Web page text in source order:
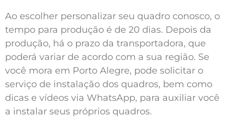
Ao escolher personalizar seu quadro conosco, o
tempo para produção é de 20 dias. Depois da
produção, há o prazo da transportadora, que
poderá variar de acordo com a sua região. Se
você mora em Porto Alegre, pode solicitar o
serviço de instalação dos quadros, bem como
dicas e vídeos via WhatsApp, para auxiliar você
a instalar seus próprios quadros.